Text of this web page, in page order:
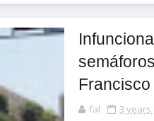
Francisco
fal
3 years